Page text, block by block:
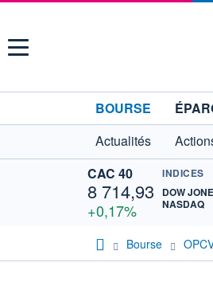
Menu
BOURSE
Actualités
CAC 40
8 714,93
+0,17%
INDICES
DOW
NASDAQ
Bourse